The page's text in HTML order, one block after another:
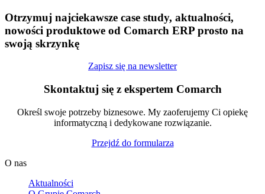
Otrzymuj najciekawsze case study, aktualności,
nowości produktowe od Comarch ERP prosto na
swoją skrzynkę
Zapisz się na newsletter
Skontaktuj się z ekspertem Comarch
Określ swoje potrzeby biznesowe. My zaoferujemy Ci opiekę
informatyczną i dedykowane rozwiązanie.
Przejdź do formularza
O nas
Aktualności